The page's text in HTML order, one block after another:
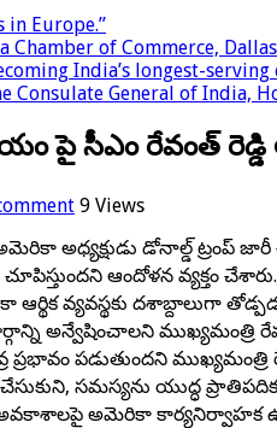
in Europe.”
Chamber of Commerce,
India’s longest-
Consulate General of India,
పై సీఎం రేవంత్ రెడ్డి
9 Views
డోనాల్డ్ ట్రంప్ జారీ
ఆందోళన వ్యక్తం
వ్యవస్థకు దశాబ్దాలుగా
అన్వేషించాలని ముఖ్యమంత్రి
ప్రభావం పడుతుందని
సమస్యను యుద్ధ
అమెరికా కార్యనిర్వాహక